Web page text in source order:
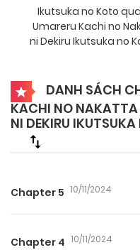
Ikutsuka no Koto
Umareru Kachi no
ni Dekiru Ikutsuka no
DANH SÁCH
KACHI NO
NI DEKIRU
Chapter 5 10/11/2024
Chapter 4 10/11/2024